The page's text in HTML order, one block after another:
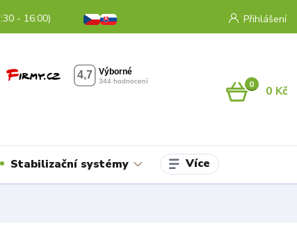
Přihlášení
- 16:00)
0 0 Kč
Stabilizační systémy Více